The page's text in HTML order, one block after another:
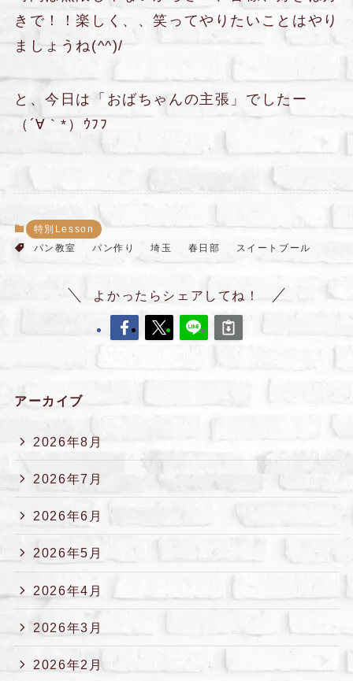
きで！！楽しく、、笑ってやりたいことはやり
ましょうね(^^)/
と、今日は「おばちゃんの主張」でしたー
（´∀｀*）ｳﾌﾌ
特別Lesson
パン教室
パン作り 埼玉 春日部 スイートブール
よかったらシェアしてね！
アーカイブ
2026年8月
2026年7月
2026年6月
2026年5月
2026年4月
2026年3月
2026年2月